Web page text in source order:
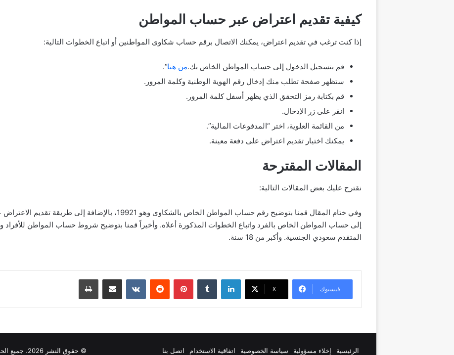
كيفية تقديم اعتراض عبر حساب المواطن
إذا كنت ترغب في تقديم اعتراض، يمكنك الاتصال برقم حساب شكاوى المواطنين أو اتباع الخطوات التالية:
قم بتسجيل الدخول إلى حساب المواطن الخاص بك.من هنا“.
ستظهر صفحة تطلب منك إدخال رقم الهوية الوطنية وكلمة المرور.
قم بكتابة رمز التحقق الذي يظهر أسفل كلمة المرور.
انقر على زر الإدخال.
من القائمة العلوية، اختر “المدفوعات المالية”.
يمكنك اختيار تقديم اعتراض على دفعة معينة.
المقالات المقترحة
نقترح عليك بعض المقالات التالية:
وفي ختام المقال قمنا بتوضيح رقم حساب المواطن الخاص بالشكاوى وهو
إلى حساب المواطن الخاص بالفرد واتباع الخطوات المذكورة أعلاه. وأخيراً قمنا بتوضيح شروط حساب المواطن للأفراد
المتقدم سعودي الجنسية. وأكبر من 18 سنة.
فيسبوك ‫X
لينكدإن بينتيريست مشاركة عبر البريد طباعة
© حقوق النشر 2026، جميع الحقوق محفوظة | الرئيسية إخلاء مسؤولية سياسة الخصوصية اتفاقية الاستخدام اتصل بنا